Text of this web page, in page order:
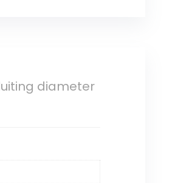
diameter